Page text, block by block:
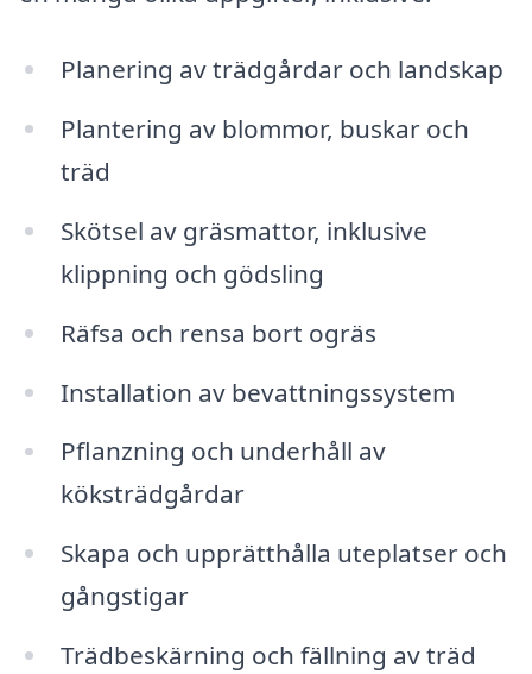
Planering av trädgårdar och landskap
Plantering av blommor, buskar och
träd
Skötsel av gräsmattor, inklusive
klippning och gödsling
Räfsa och rensa bort ogräs
Installation av bevattningssystem
Pflanzning och underhåll av
köksträdgårdar
Skapa och upprätthålla uteplatser och
gångstigar
Trädbeskärning och fällning av träd